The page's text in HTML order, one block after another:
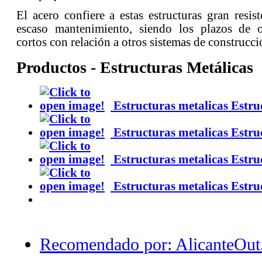
El acero confiere a estas estructuras gran
escaso mantenimiento, siendo los plazos de
cortos con relación a otros sistemas de
Productos - Estructuras Metálicas
Estructuras metalicas
Estructuras metalicas
Estructuras metalicas
Estructuras metalicas
Recomendado por: